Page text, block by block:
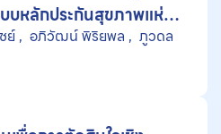
บหลักประกันสุขภาพแห่ง
รมวัสดุปิดแผล
ย์ อภิวัฒน์ พิริยพล